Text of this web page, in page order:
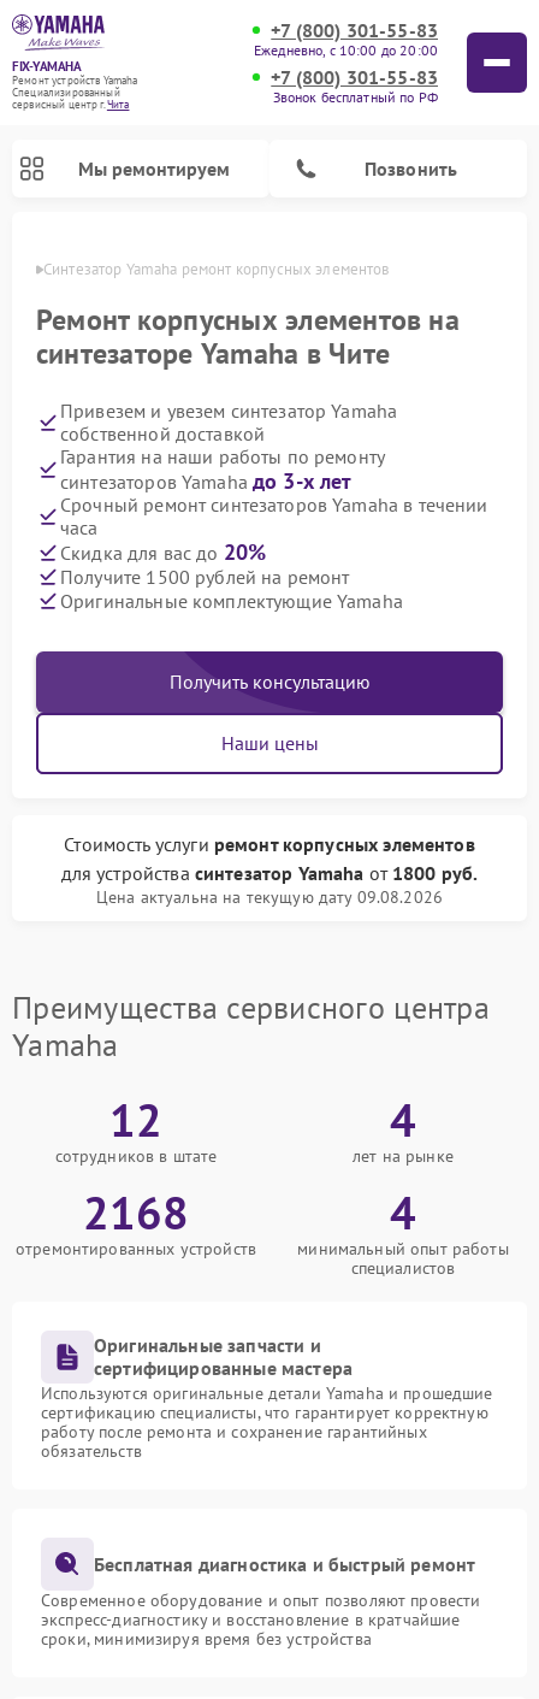
FIX-YAMAHA
Ремонт устройств Yamaha
Специализированный
cервисный центр г.Чита
+7 (800) 301-55-83
Ежедневно, с 10:00 до 20:00
+7 (800) 301-55-83
Звонок бесплатный по РФ
Мы ремонтируем Позвонить
Чите Синтезатор Yamaha ремонт корпусных элементов
Ремонт корпусных элементов на
синтезаторе Yamaha в Чите
Привезем и увезем синтезатор Yamaha
собственной доставкой
Гарантия на наши работы по ремонту
синтезаторов Yamahaдо 3-х лет
Срочный ремонт синтезаторов Yamaha в течении
часа
Скидка для вас до 20%
Получите 1500 рублей на ремонт
Оригинальные комплектующие Yamaha
Получить консультацию
Наши цены
Стоимость услуги ремонт корпусных элементов
для устройства синтезатор Yamaha от 1800 руб.
Цена актуальна на текущую дату 09.08.2026
Преимущества сервисного центра
Yamaha
12
сотрудников в штате
4
лет на рынке
2168
отремонтированных устройств
4
минимальный опыт работы
специалистов
Оригинальные запчасти и
сертифицированные мастера
Используются оригинальные детали Yamaha и прошедшие
сертификацию специалисты, что гарантирует корректную
работу после ремонта и сохранение гарантийных
обязательств
Бесплатная диагностика и быстрый ремонт
Современное оборудование и опыт позволяют провести
экспресс-диагностику и восстановление в кратчайшие
сроки, минимизируя время без устройства